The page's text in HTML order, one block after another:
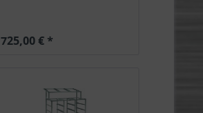
725,00 € *